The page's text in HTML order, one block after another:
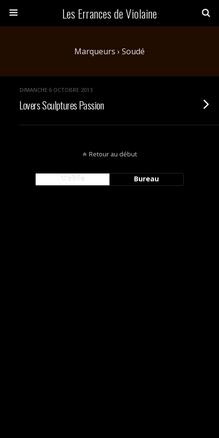
Les Errances de Violaine
Marqueurs › Soudé
DIMANCHE 6 OCTOBRE 2013
Lovers Sculptures Passion
Retour au début
Mobile Bureau